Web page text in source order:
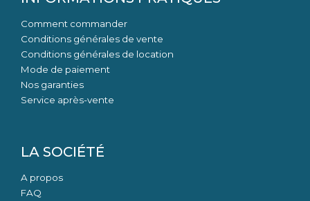
Comment commander
Conditions générales de vente
Conditions générales de location
Mode de paiement
Nos garanties
Service après-vente
LA SOCIÉTÉ
A propos
FAQ